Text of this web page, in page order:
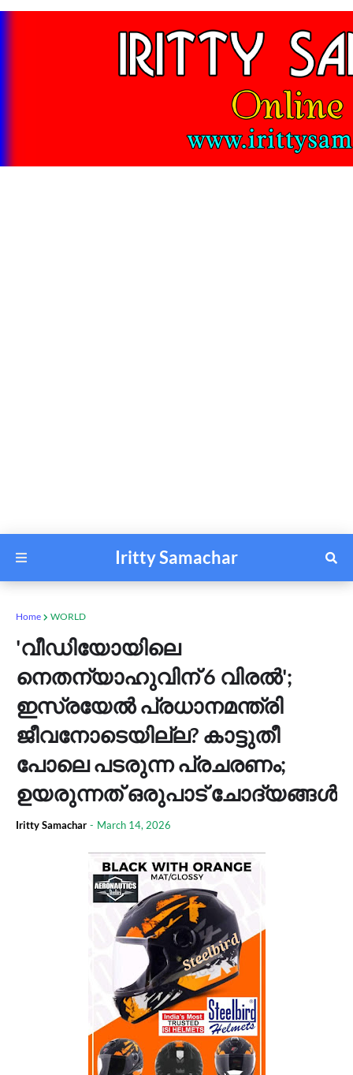
Iritty Samachar
Home WORLD
'വീഡിയോയിലെ
നെതന്യാഹുവിന് 6 വിരൽ';
ഇസ്രയേൽ പ്രധാനമന്ത്രി
ജീവനോടെയില്ല? കാട്ടുതീ
പോലെ പടരുന്ന പ്രചരണം;
ഉയരുന്നത് ഒരുപാട് ചോദ്യങ്ങൾ
Iritty Samachar - March 14, 2026